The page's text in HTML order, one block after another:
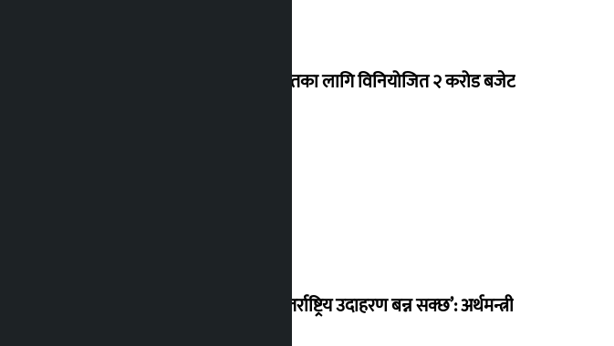
शेखरले अस्वीकार गरे कोइराला निवास मर्मतका लागि विनियोजित २ करोड बजेट
‘करदाता प्रोत्साहन कार्यक्रम सफल भए अन्तर्राष्ट्रिय उदाहरण बन्न सक्छ’: अर्थमन्त्री